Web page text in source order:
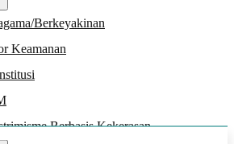
Berkeyakinan
Keamanan
Berbasis Kekerasan